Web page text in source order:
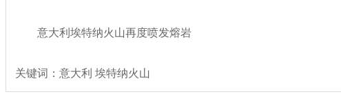
意大利埃特纳火山再度喷发熔岩
关键词：意大利 埃特纳火山